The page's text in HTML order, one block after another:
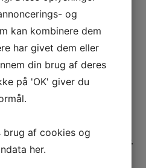
9802
444,00 kr. til
78,00 kr. til 1.925,00 kr.
og
kan kombinere dem
har givet dem eller
din brug af deres
på 'OK' giver du
af cookies og
her.